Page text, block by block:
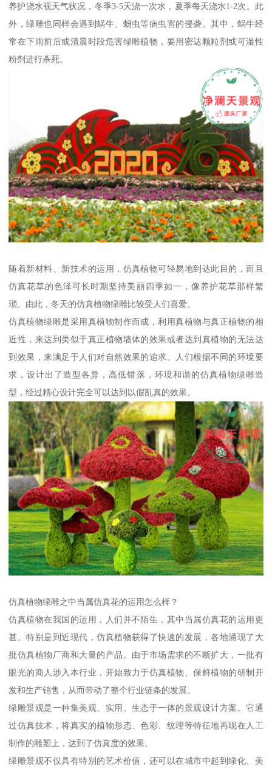
养护浇水视天气状况，冬季3-5天浇一次水，夏季每天浇水1-2次。此
外，绿雕也同样会遇到蜗牛、蚜虫等病虫害的侵袭。其中，蜗牛经
常在下雨前后或清晨时段危害绿雕植物，要用密达颗粒剂或可湿性
粉剂进行杀死。
随着新材料、新技术的运用，仿真植物可轻易地到达此目的，而且
仿真花草的色泽可长时期坚持美丽四季如一，像养护花草那样繁
琐。由此，冬天的仿真植物绿雕比较受人们喜爱。
仿真植物绿雕是采用真植物制作而成，利用真植物与真正植物的相
近性，来达到类似于真正植物墙体的效果或者达到真植物的无法达
到效果，来满足于人们对自然效果的追求。人们根据不同的环境要
求，设计出了造型各异，高低错落，环境和谐的仿真植物绿雕造
型，经过精心设计完全可以达到以假乱真的效果。
仿真植物绿雕之中当属仿真花的运用怎么样？
仿真植物在我国的运用，人们并不陌生，其中当属仿真花的运用更
甚。特别是到近现代，仿真植物获得了快速的发展，各地涌现了大
批仿真植物厂商和大量的产品。由于市场需求的不断扩大，一批有
眼光的商人涉入本行业，开始致力于仿真植物、保鲜植物的研制开
发和生产销售，从而带动了整个行业链条的发展。
绿雕景观是一种集美观、实用、生态于一体的景观设计方案。它通
过仿真技术，将真实的植物形态、色彩、纹理等特征地再现在人工
制作的雕塑上，达到了仿真度的效果。
绿雕景观不仅具有特别的艺术价值，还可以在城市中起到绿化、美